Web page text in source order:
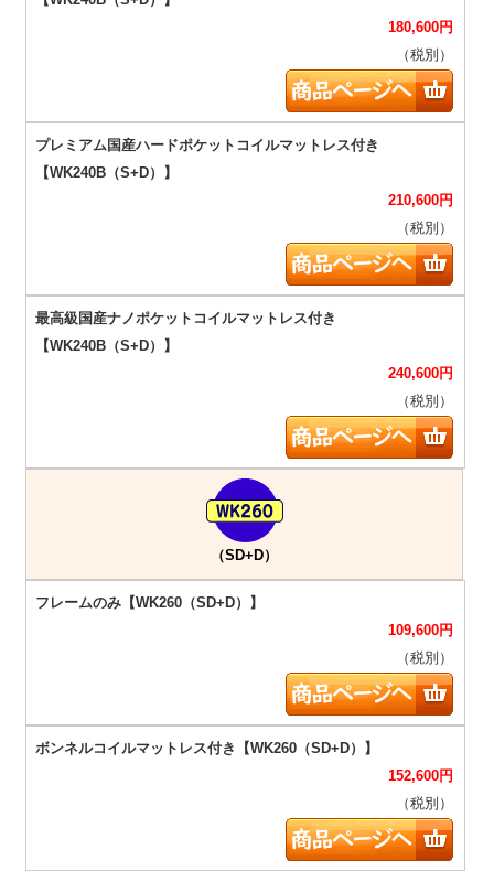
180,600円
（税別）
210,600円
（税別）
240,600円
（税別）
（SD+D）
109,600円
（税別）
152,600円
（税別）